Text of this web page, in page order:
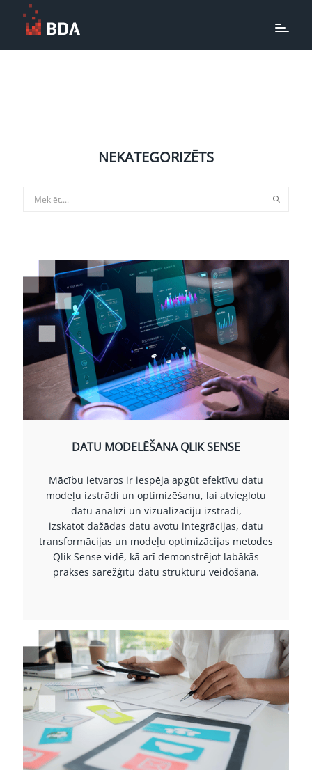
NEKATEGORIZĒTS
DATU MODELĒŠANA QLIK SENSE
Mācību ietvaros ir iespēja apgūt efektīvu datu
modeļu izstrādi un optimizēšanu, lai atvieglotu
datu analīzi un vizualizāciju izstrādi,
izskatot dažādas datu avotu integrācijas, datu
transformācijas un modeļu optimizācijas metodes
Qlik Sense vidē, kā arī demonstrējot labākās
prakses sarežģītu datu struktūru veidošanā.